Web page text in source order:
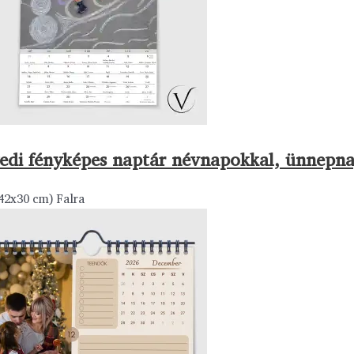
fényképes naptár névnapokkal,
cm) Falra